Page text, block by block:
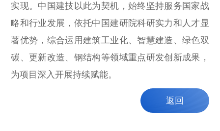
实现。中国建技以此为契机，始终坚持服务国家战
略和行业发展，依托中国建研院科研实力和人才显
著优势，综合运用建筑工业化、智慧建造、绿色双
碳、更新改造、钢结构等领域重点研发创新成果，
为项目深入开展持续赋能。
返回